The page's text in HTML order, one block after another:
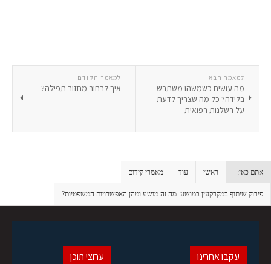
למאמר הקודם
איך לבחור מחזור תפילה?
למאמר הבא
מה עושים כשמשהו משתבש
בלידה? כל מה שצריך לדעת
על רשלנות רפואית
אתם כאן: ראשי עוד מאמרי קידום
פירוק שיתוף במקרקעין במושע: מה זה מושע ומהן האפשרויות המשפטיות?
ערוצי תוכן עקבו אחרינו